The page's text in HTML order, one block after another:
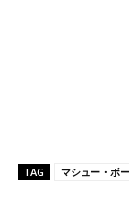
TAG マシュー・ボ